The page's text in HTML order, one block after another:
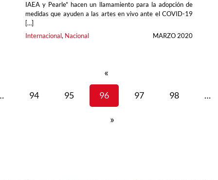
IAEA y Pearle* hacen un llamamiento para la adopción de
medidas que ayuden a las artes en vivo ante el COVID-19
[…]
Internacional, Nacional MARZO 2020
«
94 95 96 97 98 …
»